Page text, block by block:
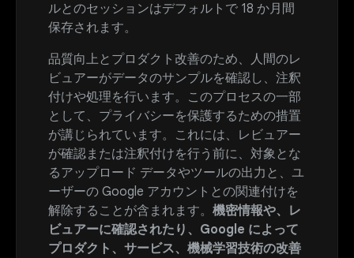
ルとのセッションはデフォルトで 18 か月間
保存されます。
品質向上とプロダクト改善のため、人間のレ
ビュアーがデータのサンプルを確認し、注釈
付けや処理を行います。このプロセスの一部
として、プライバシーを保護するための措置
が講じられています。これには、レビュアー
が確認または注釈付けを行う前に、対象とな
るアップロード データやツールの出力と、ユ
ーザーの Google アカウントとの関連付けを
解除することが含まれます。 機密情報や、レ
ビュアーに確認されたり、Google によって
プロダクト、サービス、機械学習技術の改善